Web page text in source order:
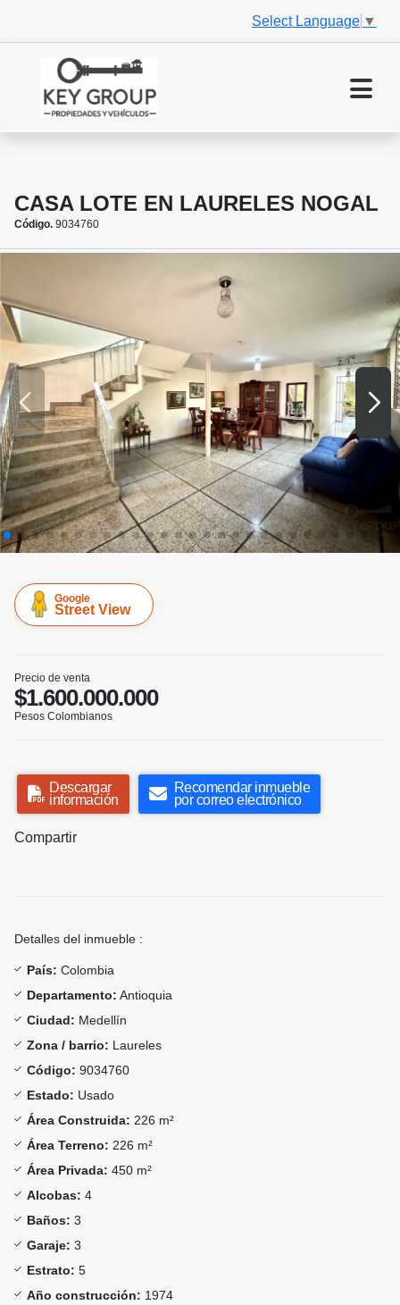
Select Language ▼
CASA LOTE EN LAURELES NOGAL
Código. 9034760
Google
Street View
Precio de venta
$1.600.000.000
Pesos Colombianos
Descargar
información
Recomendar inmueble
por correo electrónico
Compartir
Detalles del inmueble :
País: Colombia
Departamento: Antioquia
Ciudad: Medellín
Zona / barrio: Laureles
Código: 9034760
Estado: Usado
Área Construida: 226 m²
Área Terreno: 226 m²
Área Privada: 450 m²
Alcobas: 4
Baños: 3
Garaje: 3
Estrato: 5
Año construcción: 1974